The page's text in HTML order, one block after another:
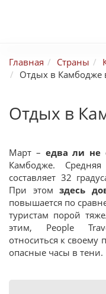
Главная Страны
Отдых в Камбодже
Отдых в
Март – едва ли не
Камбодже.
составляет 32
При этомздесь
повышается по
туристам порой
этим, People
относиться к
опасные часы в тени.